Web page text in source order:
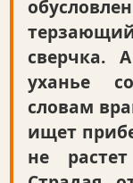
сверчка.
уханье
словам
ищет
не